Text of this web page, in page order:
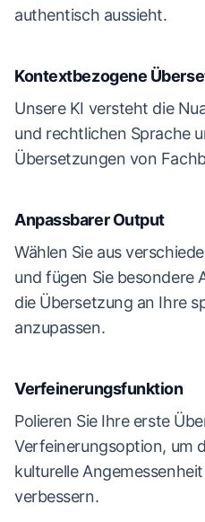
authentisch aussieht.
Kontextbezogene
Unsere KI versteht die
und rechtlichen Sprache
Übersetzungen von
Anpassbarer Output
Wählen Sie aus
und fügen Sie besondere
die Übersetzung an Ihre
anzupassen.
Verfeinerungsfunktion
Polieren Sie Ihre erste
Verfeinerungsoption, um
kulturelle
verbessern.